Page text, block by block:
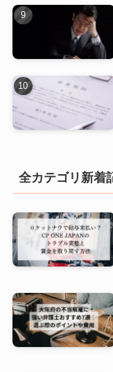
全カテゴリ新着